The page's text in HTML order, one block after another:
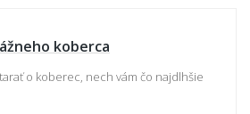
koberca
o koberec, nech vám čo najdlhšie